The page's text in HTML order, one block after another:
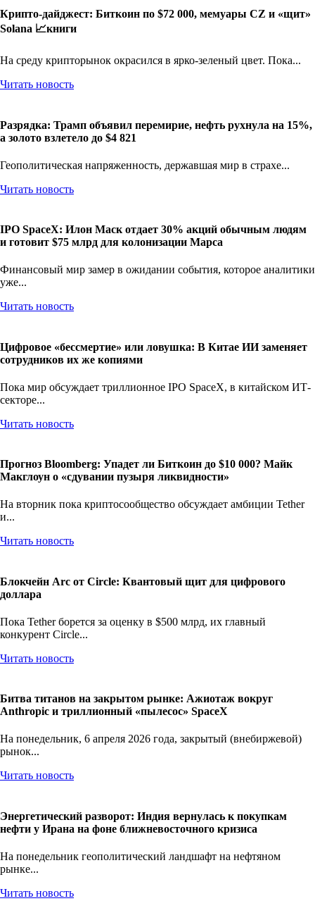
Крипто-дайджест: Биткоин по $72 000, мемуары CZ и «щит»
Solana 📈книги
На среду крипторынок окрасился в ярко-зеленый цвет. Пока...
Читать новость
Разрядка: Трамп объявил перемирие, нефть рухнула на 15%,
а золото взлетело до $4 821
Геополитическая напряженность, державшая мир в страхе...
Читать новость
IPO SpaceX: Илон Маск отдает 30% акций обычным людям
и готовит $75 млрд для колонизации Марса
Финансовый мир замер в ожидании события, которое аналитики
уже...
Читать новость
Цифровое «бессмертие» или ловушка: В Китае ИИ заменяет
сотрудников их же копиями
Пока мир обсуждает триллионное IPO SpaceX, в китайском ИТ-
секторе...
Читать новость
Прогноз Bloomberg: Упадет ли Биткоин до $10 000? Майк
Макглоун о «сдувании пузыря ликвидности»
На вторник пока криптосообщество обсуждает амбиции Tether
и...
Читать новость
Блокчейн Arc от Circle: Квантовый щит для цифрового
доллара
Пока Tether борется за оценку в $500 млрд, их главный
конкурент Circle...
Читать новость
Битва титанов на закрытом рынке: Ажиотаж вокруг
Anthropic и триллионный «пылесос» SpaceX
На понедельник, 6 апреля 2026 года, закрытый (внебиржевой)
рынок...
Читать новость
Энергетический разворот: Индия вернулась к покупкам
нефти у Ирана на фоне ближневосточного кризиса
На понедельник геополитический ландшафт на нефтяном
рынке...
Читать новость